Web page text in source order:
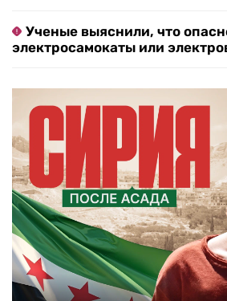
Ученые выяснили, что
электросамокаты или